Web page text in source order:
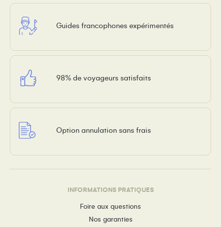
Guides francophones expérimentés
98% de voyageurs satisfaits
Option annulation sans frais
INFORMATIONS PRATIQUES
Foire aux questions
Nos garanties